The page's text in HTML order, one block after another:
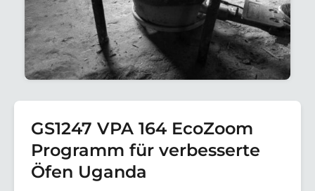
GS1247 VPA 164 EcoZoom
Programm für verbesserte
Öfen Uganda